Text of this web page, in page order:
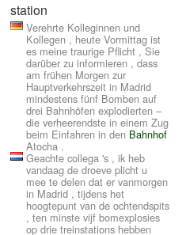
station
Verehrte Kolleginnen und
Kollegen , heute Vormittag ist
es meine traurige Pflicht , Sie
darüber zu informieren , dass
am frühen Morgen zur
Hauptverkehrszeit in Madrid
mindestens fünf Bomben auf
drei Bahnhöfen explodierten –
die verheerendste in einem Zug
beim Einfahren in den Bahnhof
Atocha .
Geachte collega 's , ik heb
vandaag de droeve plicht u
mee te delen dat er vanmorgen
in Madrid , tijdens het
hoogtepunt van de ochtendspits
, ten minste vijf bomexplosies
op drie treinstations hebben